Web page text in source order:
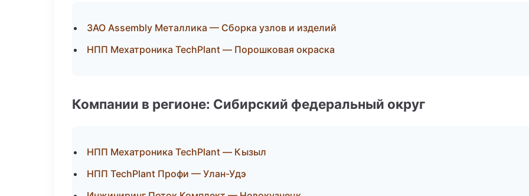
ЗАО Assembly Металлика — Сборка узлов и изделий
НПП Мехатроника TechPlant — Порошковая окраска
Компании в регионе: Сибирский федеральный округ
НПП Мехатроника TechPlant — Кызыл
НПП TechPlant Профи — Улан-Удэ